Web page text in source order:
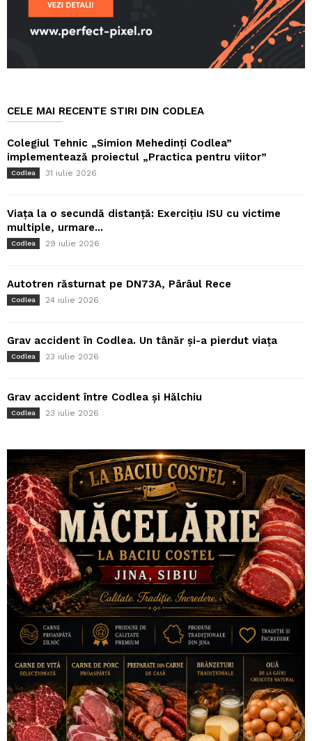
CELE MAI RECENTE STIRI DIN CODLEA
Colegiul Tehnic „Simion Mehedinți Codlea”
implementează proiectul „Practica pentru viitor”
Codlea 31 iulie 2026
Viața la o secundă distanță: Exercițiu ISU cu victime
multiple, urmare...
Codlea 29 iulie 2026
Autotren răsturnat pe DN73A, Pârâul Rece
Codlea 24 iulie 2026
Grav accident în Codlea. Un tânăr și-a pierdut viața
Codlea 23 iulie 2026
Grav accident între Codlea și Hălchiu
Codlea 23 iulie 2026